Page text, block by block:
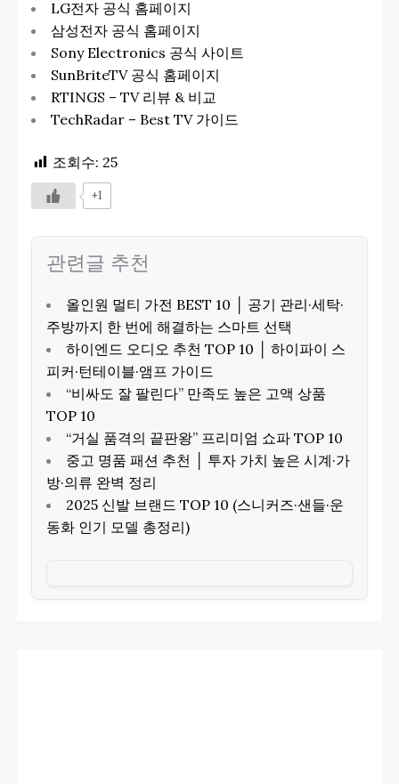
LG전자 공식 홈페이지
삼성전자 공식 홈페이지
Sony Electronics 공식 사이트
SunBriteTV 공식 홈페이지
RTINGS – TV 리뷰 & 비교
TechRadar – Best TV 가이드
조회수: 25
+1
관련글 추천
올인원 멀티 가전 BEST 10 │ 공기 관리·세탁·
주방까지 한 번에 해결하는 스마트 선택
하이엔드 오디오 추천 TOP 10 │ 하이파이 스
피커·턴테이블·앰프 가이드
“비싸도 잘 팔린다” 만족도 높은 고액 상품
TOP 10
“거실 품격의 끝판왕” 프리미엄 쇼파 TOP 10
중고 명품 패션 추천 │ 투자 가치 높은 시계·가
방·의류 완벽 정리
2025 신발 브랜드 TOP 10 (스니커즈·샌들·운
동화 인기 모델 총정리)